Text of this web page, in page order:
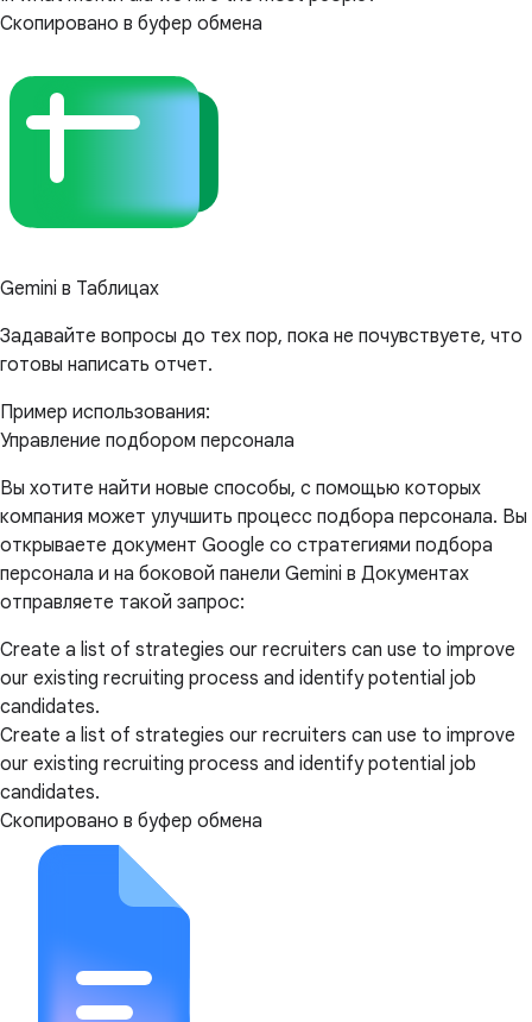
Скопировано в буфер обмена
Gemini в Таблицах
Задавайте вопросы до тех пор, пока не почувствуете, что
готовы написать отчет.
Пример использования:
Управление подбором персонала
Вы хотите найти новые способы, с помощью которых
компания может улучшить процесс подбора персонала. Вы
открываете документ Google со стратегиями подбора
персонала и на боковой панели Gemini в Документах
отправляете такой запрос:
Create a list of strategies our recruiters can use to improve
our existing recruiting process and identify potential job
candidates.
Create a list of strategies our recruiters can use to improve
our existing recruiting process and identify potential job
candidates.
Скопировано в буфер обмена